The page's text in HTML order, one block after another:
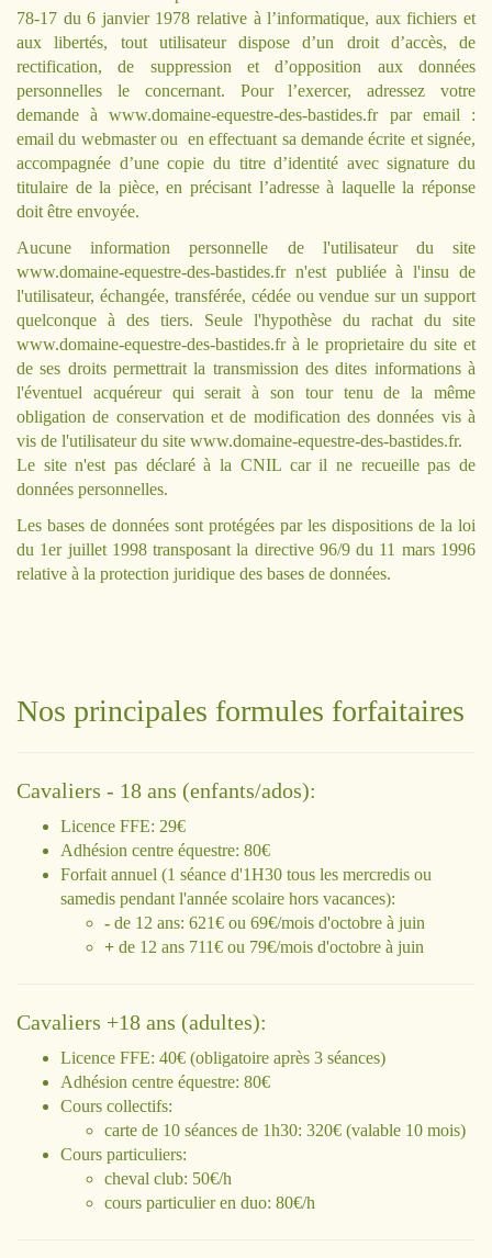
78-17 du 6 janvier 1978 relative à l’informatique, aux fichiers et
aux libertés, tout utilisateur dispose d’un droit d’accès, de
rectification, de suppression et d’opposition aux données
personnelles le concernant. Pour l’exercer, adressez votre
demande àwww.domaine-equestre-des-bastides.frpar email :
email du webmaster ou en effectuant sa demande écrite et signée,
accompagnée d’une copie du titre d’identité avec signature du
titulaire de la pièce, en précisant l’adresse à laquelle la réponse
doit être envoyée.
Aucune information personnelle de l'utilisateur du site
www.domaine-equestre-des-bastides.frn'est publiée à l'insu de
l'utilisateur, échangée, transférée, cédée ou vendue sur un support
quelconque à des tiers. Seule l'hypothèse du rachat du site
www.domaine-equestre-des-bastides.frà le proprietaire du site et
de ses droits permettrait la transmission des dites informations à
l'éventuel acquéreur qui serait à son tour tenu de la même
obligation de conservation et de modification des données vis à
vis de l'utilisateur du site www.domaine-equestre-des-bastides.fr.
Le site n'est pas déclaré à la CNIL car il ne recueille pas de
données personnelles.
Les bases de données sont protégées par les dispositions de la loi
du 1er juillet 1998 transposant la directive 96/9 du 11 mars 1996
relative à la protection juridique des bases de données.
Nos principales formules forfaitaires
Cavaliers - 18 ans (enfants/ados):
Licence FFE: 29€
Adhésion centre équestre: 80€
Forfait annuel (1 séance d'1H30 tous les mercredis ou
samedis pendant l'année scolaire hors vacances):
- de 12 ans: 621€ ou 69€/mois d'octobre à juin
+ de 12 ans 711€ ou 79€/mois d'octobre à juin
Cavaliers +18 ans (adultes):
Licence FFE: 40€ (obligatoire après 3 séances)
Adhésion centre équestre: 80€
Cours collectifs:
carte de 10 séances de 1h30: 320€ (valable 10 mois)
Cours particuliers:
cheval club: 50€/h
cours particulier en duo: 80€/h